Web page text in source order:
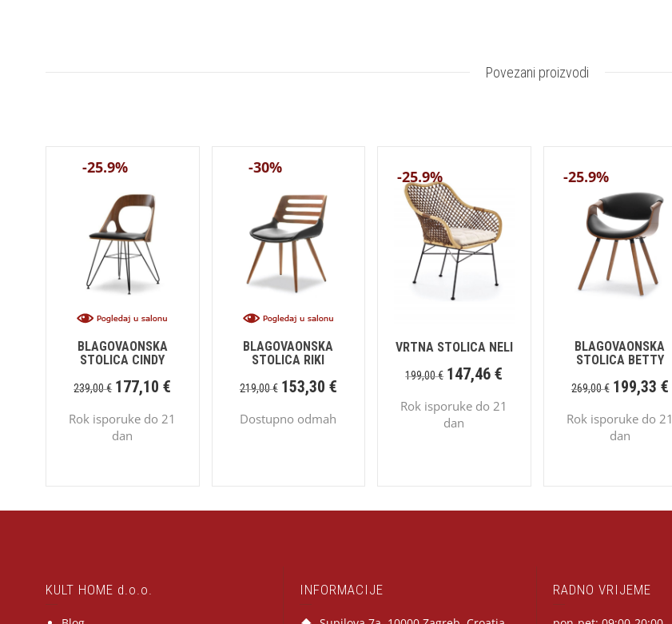
Povezani proizvodi
-25.9%
BLAGOVAONSKA
STOLICA CINDY
239,00€ 177,10€
Rok isporuke do 21
dan
-30%
BLAGOVAONSKA
STOLICA RIKI
219,00€ 153,30 €
Dostupno odmah
-25.9%
VRTNA STOLICA NELI
199,00€ 147,46€
Rok isporuke do 21
dan
-25.9%
BLAGOVAONSKA
STOLICA BETTY
269,00€ 199,33 €
Rok isporuke do 21
dan
KULT HOME d.o.o. INFORMACIJE RADNO VRIJEME